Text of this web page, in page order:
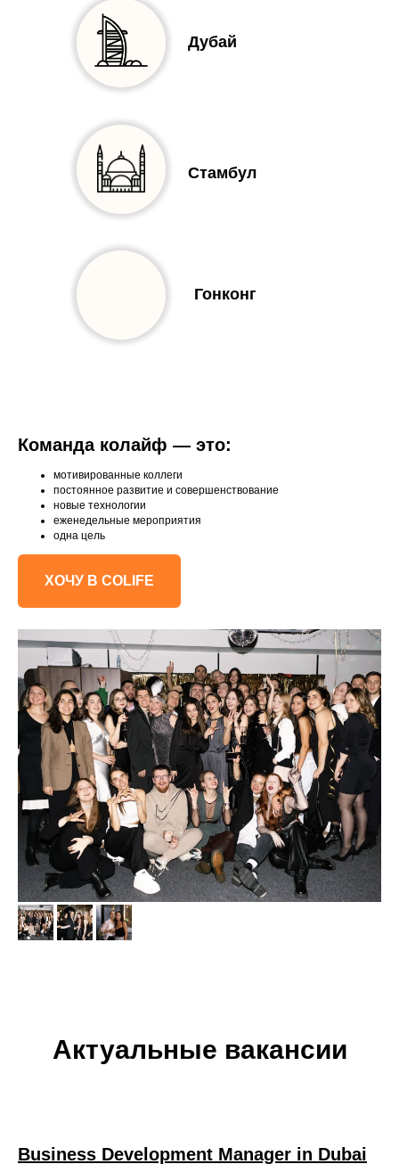
Стамбул
Гонконг
Дубай
Команда колайф — это:
мотивированные коллеги
постоянное развитие и совершенствование
новые технологии
еженедельные мероприятия
одна цель
ХОЧУ В COLIFE
Актуальные вакансии
Business Development Manager in Dubai